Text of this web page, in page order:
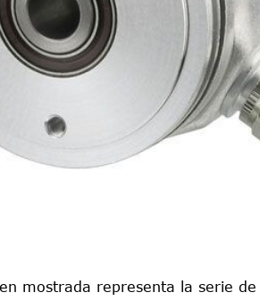
mostrada representa la serie de